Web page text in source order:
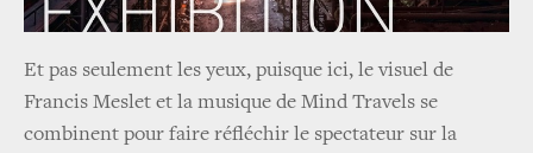
Et pas seulement les yeux, puisque ici, le visuel de
Francis Meslet et la musique de Mind Travels se
combinent pour faire réfléchir le spectateur sur la